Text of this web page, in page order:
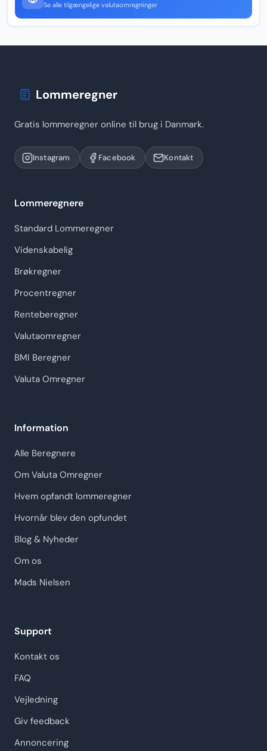
Se alle tilgængelige valutaomregninger
Lommeregner
Gratis lommeregner online til brug i Danmark.
Instagram Facebook Kontakt
Lommeregnere
Standard Lommeregner
Videnskabelig
Brøkregner
Procentregner
Renteberegner
Valutaomregner
BMI Beregner
Valuta Omregner
Information
Alle Beregnere
Om Valuta Omregner
Hvem opfandt lommeregner
Hvornår blev den opfundet
Blog & Nyheder
Om os
Mads Nielsen
Support
Kontakt os
FAQ
Vejledning
Giv feedback
Annoncering